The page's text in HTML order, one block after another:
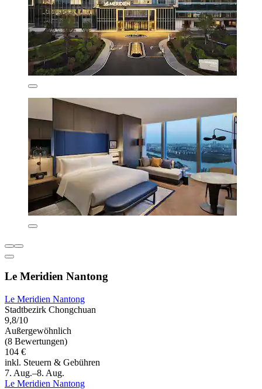
Le Meridien Nantong
Le Meridien Nantong
Stadtbezirk Chongchuan
9,8/10
Außergewöhnlich
(8 Bewertungen)
104 €
inkl. Steuern & Gebühren
7. Aug.–8. Aug.
Le Meridien Nantong